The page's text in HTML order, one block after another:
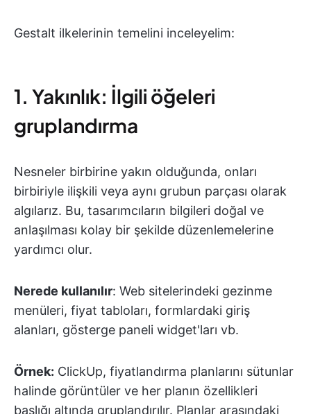
Gestalt ilkelerinin temelini inceleyelim:
1. Yakınlık: İlgili öğeleri
gruplandırma
Nesneler birbirine yakın olduğunda, onları
birbiriyle ilişkili veya aynı grubun parçası olarak
algılarız. Bu, tasarımcıların bilgileri doğal ve
anlaşılması kolay bir şekilde düzenlemelerine
yardımcı olur.
Nerede kullanılır: Web sitelerindeki gezinme
menüleri, fiyat tabloları, formlardaki giriş
alanları, gösterge paneli widget'ları vb.
Örnek: ClickUp, fiyatlandırma planlarını sütunlar
halinde görüntüler ve her planın özellikleri
başlığı altında gruplandırılır. Planlar arasındaki